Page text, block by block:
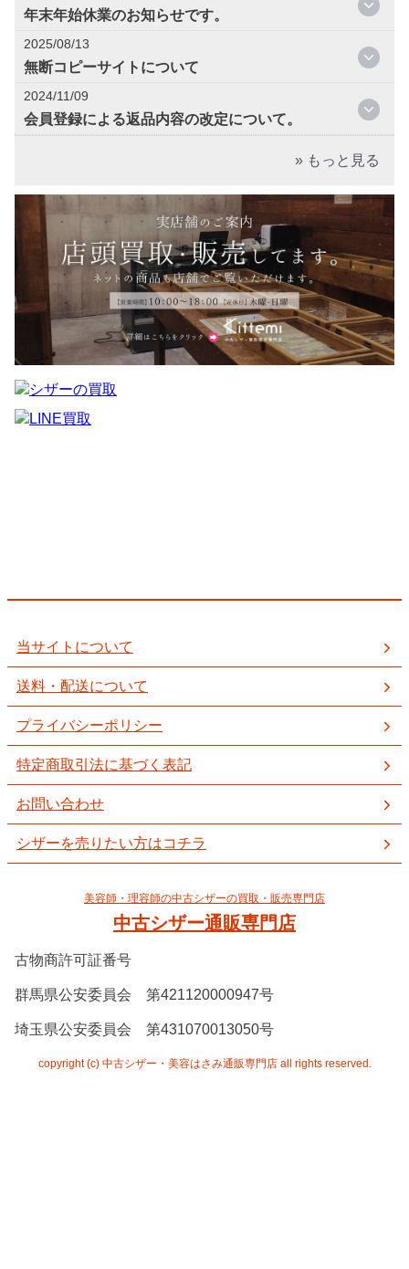
年末年始休業のお知らせです。
2025/08/13
無断コピーサイトについて
2024/11/09
会員登録による返品内容の改定について。
» もっと見る
当サイトについて
送料・配送について
プライバシーポリシー
特定商取引法に基づく表記
お問い合わせ
シザーを売りたい方はコチラ
美容師・理容師の中古シザーの買取・販売専門店
中古シザー通販専門店
古物商許可証番号
群馬県公安委員会 第421120000947号
埼玉県公安委員会 第431070013050号
copyright (c) 中古シザー・美容はさみ通販専門店 all rights reserved.